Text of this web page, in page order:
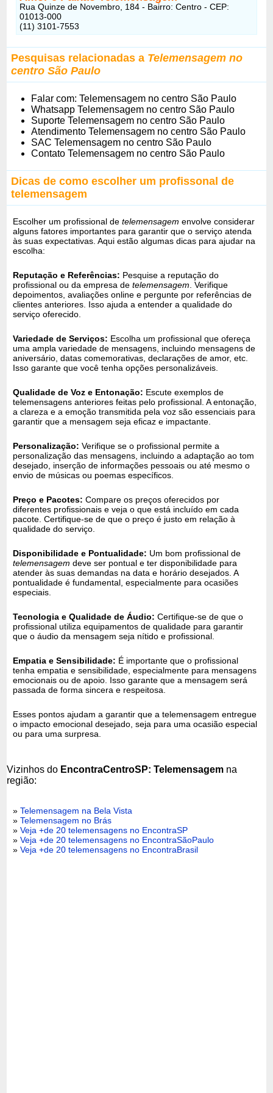
Rua Quinze de Novembro, 184 - Bairro: Centro - CEP:
01013-000
(11) 3101-7553
Pesquisas relacionadas a Telemensagem no
centro São Paulo
Falar com: Telemensagem no centro São Paulo
Whatsapp Telemensagem no centro São Paulo
Suporte Telemensagem no centro São Paulo
Atendimento Telemensagem no centro São Paulo
SAC Telemensagem no centro São Paulo
Contato Telemensagem no centro São Paulo
Dicas de como escolher um profissonal de
telemensagem
Escolher um profissional detelemensagem envolve considerar
alguns fatores importantes para garantir que o serviço atenda
às suas expectativas. Aqui estão algumas dicas para ajudar na
escolha:
Reputação e Referências: Pesquise a reputação do
profissional ou da empresa detelemensagem . Verifique
depoimentos, avaliações online e pergunte por referências de
clientes anteriores. Isso ajuda a entender a qualidade do
serviço oferecido.
Variedade de Serviços: Escolha um profissional que ofereça
uma ampla variedade de mensagens, incluindo mensagens de
aniversário, datas comemorativas, declarações de amor, etc.
Isso garante que você tenha opções personalizáveis.
Qualidade de Voz e Entonação: Escute exemplos de
telemensagens anteriores feitas pelo profissional. A entonação,
a clareza e a emoção transmitida pela voz são essenciais para
garantir que a mensagem seja eficaz e impactante.
Personalização: Verifique se o profissional permite a
personalização das mensagens, incluindo a adaptação ao tom
desejado, inserção de informações pessoais ou até mesmo o
envio de músicas ou poemas específicos.
Preço e Pacotes: Compare os preços oferecidos por
diferentes profissionais e veja o que está incluído em cada
pacote. Certifique-se de que o preço é justo em relação à
qualidade do serviço.
Disponibilidade e Pontualidade: Um bom profissional de
telemensagem deve ser pontual e ter disponibilidade para
atender às suas demandas na data e horário desejados. A
pontualidade é fundamental, especialmente para ocasiões
especiais.
Tecnologia e Qualidade de Áudio: Certifique-se de que o
profissional utiliza equipamentos de qualidade para garantir
que o áudio da mensagem seja nítido e profissional.
Empatia e Sensibilidade: É importante que o profissional
tenha empatia e sensibilidade, especialmente para mensagens
emocionais ou de apoio. Isso garante que a mensagem será
passada de forma sincera e respeitosa.
Esses pontos ajudam a garantir que a telemensagem entregue
o impacto emocional desejado, seja para uma ocasião especial
ou para uma surpresa.
Vizinhos do EncontraCentroSP: Telemensagem na
região:
»Telemensagem na Bela Vista
»Telemensagem no Brás
»Veja +de 20 telemensagens no EncontraSP
»Veja +de 20 telemensagens no EncontraSãoPaulo
»Veja +de 20 telemensagens no EncontraBrasil